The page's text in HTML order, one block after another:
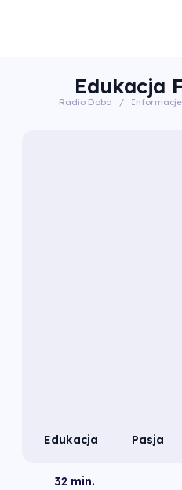
Edukacja
Radio Doba / Informacje
Edukacja Pasja
32 min.